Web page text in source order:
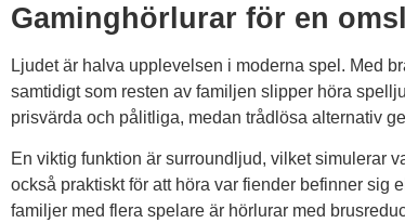
Gaminghörlurar för en
Ljudet är halva upplevelsen i moderna spel. Med
samtidigt som resten av familjen slipper höra
prisvärda och pålitliga, medan trådlösa alternativ
En viktig funktion är surroundljud, vilket simulerar
också praktiskt för att höra var fiender befinner sig
familjer med flera spelare är hörlurar med